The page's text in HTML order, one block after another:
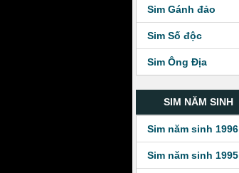
Sim Gánh đảo
Sim Số độc
Sim Ông Địa
SIM NĂM SINH
Sim năm sinh 1996
Sim năm sinh 1995